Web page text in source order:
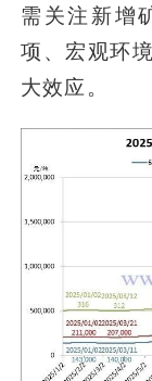
需关注新增
项、宏观环
大效应。